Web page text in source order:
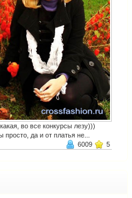
во все конкурсы лезу)))
да и от платья не...
6009 5